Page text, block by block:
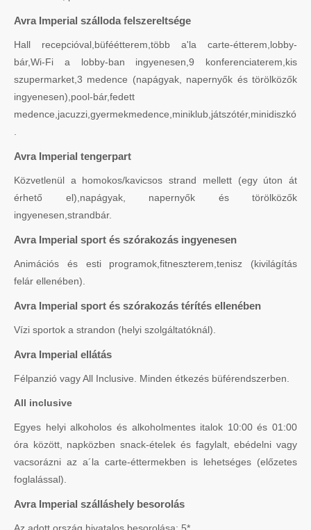
Avra Imperial szálloda felszereltsége
Hall recepcióval,büféétterem,több a'la carte-étterem,lobby-
bár,Wi-Fi a lobby-ban ingyenesen,9 konferenciaterem,kis
szupermarket,3 medence (napágyak, napernyők és törölközők
ingyenesen),pool-bár,fedett
medence,jacuzzi,gyermekmedence,miniklub,játszótér,minidiszkó
Avra Imperial tengerpart
Közvetlenül a homokos/kavicsos strand mellett (egy úton át
érhető el),napágyak, napernyők és törölközők
ingyenesen,strandbár.
Avra Imperial sport és szórakozás ingyenesen
Animációs és esti programok,fitneszterem,tenisz (kivilágítás
felár ellenében).
Avra Imperial sport és szórakozás térítés ellenében
Vízi sportok a strandon (helyi szolgáltatóknál).
Avra Imperial ellátás
Félpanzió vagy All Inclusive. Minden étkezés büférendszerben.
All inclusive
Egyes helyi alkoholos és alkoholmentes italok 10:00 és 01:00
óra között, napközben snack-ételek és fagylalt, ebédelni vagy
vacsorázni az a´la carte-éttermekben is lehetséges (előzetes
foglalással).
Avra Imperial szálláshely besorolás